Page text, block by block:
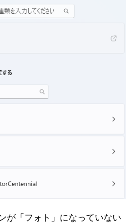
が「フォト」になっていない